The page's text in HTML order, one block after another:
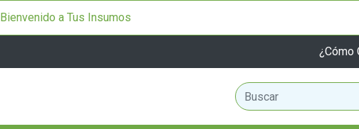
Bienvenido a Tus Insumos
¿Cómo